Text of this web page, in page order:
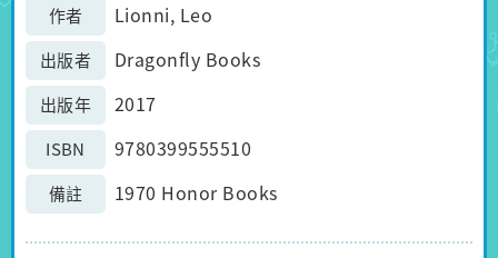
作者 Lionni, Leo
出版者 Dragonfly Books
出版年 2017
ISBN 9780399555510
備註 1970 Honor Books